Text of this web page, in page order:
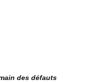
des défauts